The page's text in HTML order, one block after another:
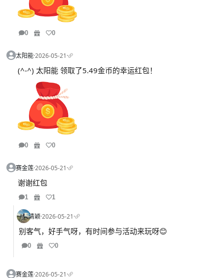
0 0
太阳能·2026-05-21·
(^-^) 太阳能 领取了5.49金币的幸运红包！
0 0
赛金莲·2026-05-21·
谢谢红包
1 1
清颖·2026-05-21·
别客气，好手气呀，有时间参与活动来玩呀😊
0 0
赛金莲·2026-05-21·